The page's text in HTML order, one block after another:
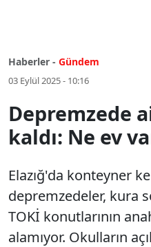
Haberler - Gündem
03 Eylül 2025 - 10:16
Depremzede
kaldı: Ne ev
Elazığ'da konteyner
depremzedeler, kura
TOKİ konutlarının
alamıyor. Okulların